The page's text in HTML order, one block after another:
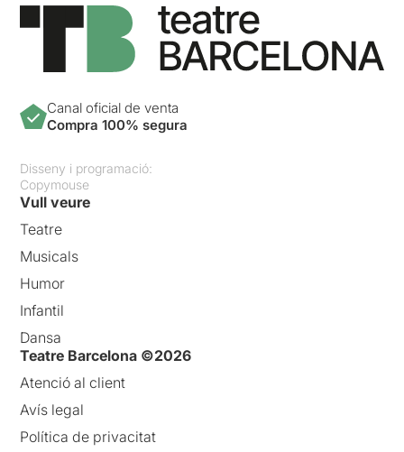
Canal oficial de venta
Compra 100% segura
Disseny i programació:
Copymouse
Vull veure
Teatre
Musicals
Humor
Infantil
Dansa
Teatre Barcelona ©2026
Atenció al client
Avís legal
Política de privacitat